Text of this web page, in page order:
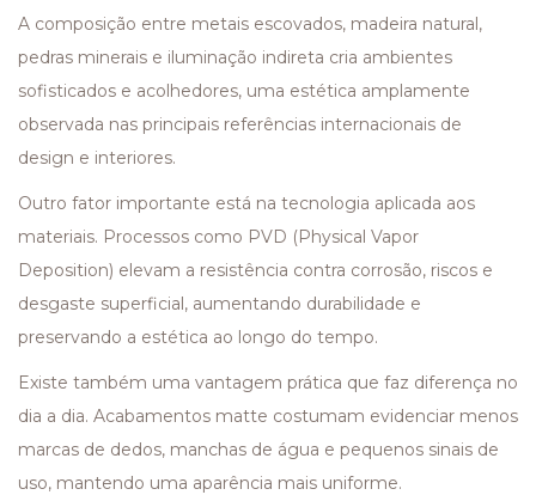
A composição entre metais escovados, madeira natural,
pedras minerais e iluminação indireta cria ambientes
sofisticados e acolhedores, uma estética amplamente
observada nas principais referências internacionais de
design e interiores.
Outro fator importante está na tecnologia aplicada aos
materiais. Processos como PVD (Physical Vapor
Deposition) elevam a resistência contra corrosão, riscos e
desgaste superficial, aumentando durabilidade e
preservando a estética ao longo do tempo.
Existe também uma vantagem prática que faz diferença no
dia a dia. Acabamentos matte costumam evidenciar menos
marcas de dedos, manchas de água e pequenos sinais de
uso, mantendo uma aparência mais uniforme.